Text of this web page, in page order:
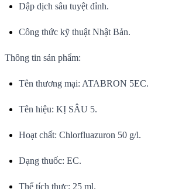
Dập dịch sâu tuyệt đỉnh.
Công thức kỹ thuật Nhật Bản.
Thông tin sản phẩm:
Tên thương mại: ATABRON 5EC.
Tên hiệu: KỊ SÂU 5.
Hoạt chất: Chlorfluazuron 50 g/l.
Dạng thuốc: EC.
Thể tích thực: 25 ml.